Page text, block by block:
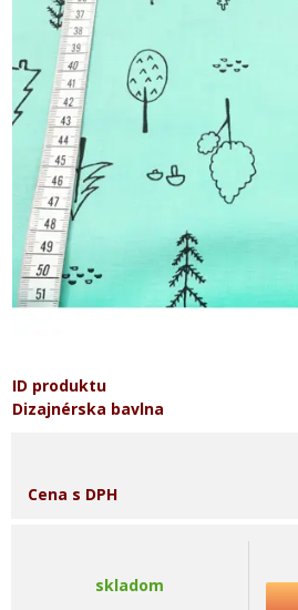
ID produktu
Dizajnérska bavlna
Cena s DPH
skladom